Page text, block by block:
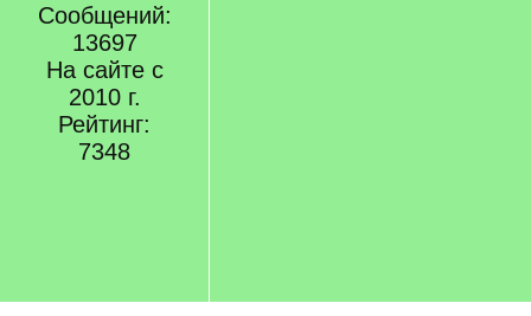
Сообщений:
13697
На сайте с
2010 г.
Рейтинг:
7348